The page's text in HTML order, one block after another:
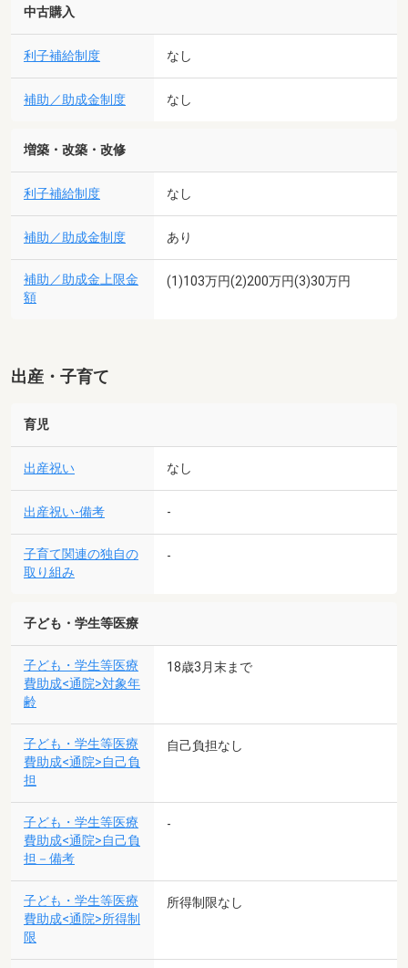
中古購入
利子補給制度 なし
補助／助成金制度 なし
増築・改築・改修
利子補給制度 なし
補助／助成金制度 あり
補助／助成金上限金
額
(1)103万円(2)200万円(3)30万円
出産・子育て
育児
出産祝い なし
出産祝い-備考 -
子育て関連の独自の
取り組み
-
子ども・学生等医療
子ども・学生等医療
費助成<通院>対象年
齢
18歳3月末まで
子ども・学生等医療
費助成<通院>自己負
担
自己負担なし
子ども・学生等医療
費助成<通院>自己負
担－備考
-
子ども・学生等医療
費助成<通院>所得制
限
所得制限なし